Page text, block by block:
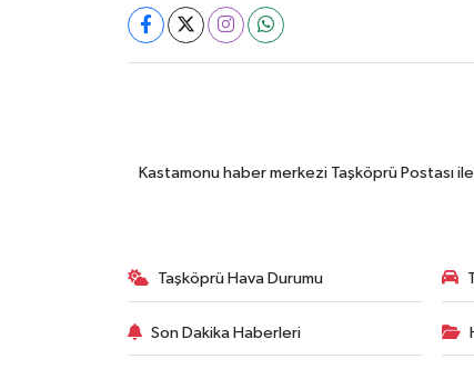
Kastamonu haber merkezi Taşköprü Postası
Taşköprü Hava Durumu
Son Dakika Haberleri